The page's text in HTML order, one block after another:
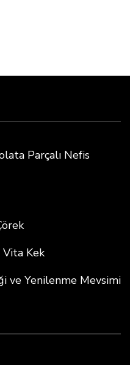
Parçalı Nefis
Kek
ve Yenilenme Mevsimi